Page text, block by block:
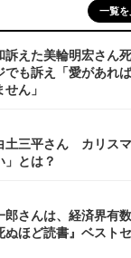
一覧を
訴えた美輪明宏さん
でも訴え「愛があれ
ん」
土三平さん カリス
」とは？
郎さんは、経済界有
ほど読書』ベスト